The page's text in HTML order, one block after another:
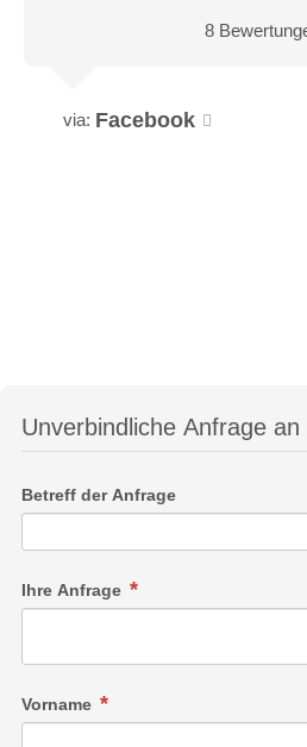
8
via: Facebook
Unverbindliche Anfrage an
Betreff der Anfrage
Ihre Anfrage
Vorname